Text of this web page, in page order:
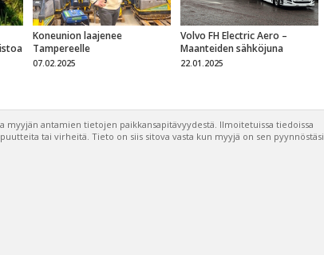
Koneunion laajenee
Tampereelle
07.02.2025
Volvo FH Electric Aero –
Maanteiden sähköjuna
22.01.2025
myyjän antamien tietojen paikkansapitävyydestä. Ilmoitetuissa tiedoissa
tai virheitä. Tieto on siis sitova vasta kun myyjä on sen pyynnöstäsi